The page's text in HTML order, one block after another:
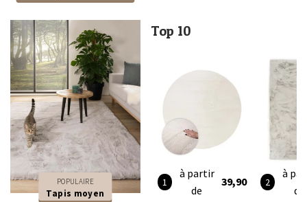
POPULAIRE
Tapis moyen
Top 10
à partir
de
39,90
à
de